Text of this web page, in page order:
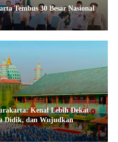
Tembus 30 Besar Nasional
Kenal Lebih Dekat
Didik, dan Wujudkan